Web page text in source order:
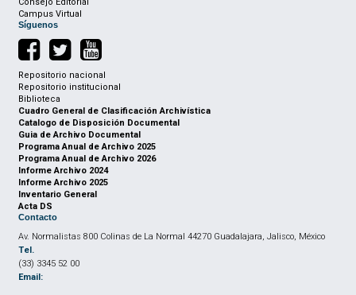
Consejo Editorial
Campus Virtual
Síguenos
Repositorio nacional
Repositorio institucional
Biblioteca
Cuadro General de Clasificación Archivística
Catalogo de Disposición Documental
Guia de Archivo Documental
Programa Anual de Archivo 2025
Programa Anual de Archivo 2026
Informe Archivo 2024
Informe Archivo 2025
Inventario General
Acta DS
Contacto
Av. Normalistas 800 Colinas de La Normal 44270 Guadalajara, Jalisco, México
Tel.
(33) 3345 52 00
Email: